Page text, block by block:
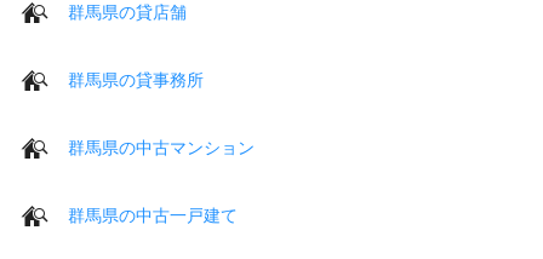
群馬県の貸店舗
群馬県の貸事務所
群馬県の中古マンション
群馬県の中古一戸建て